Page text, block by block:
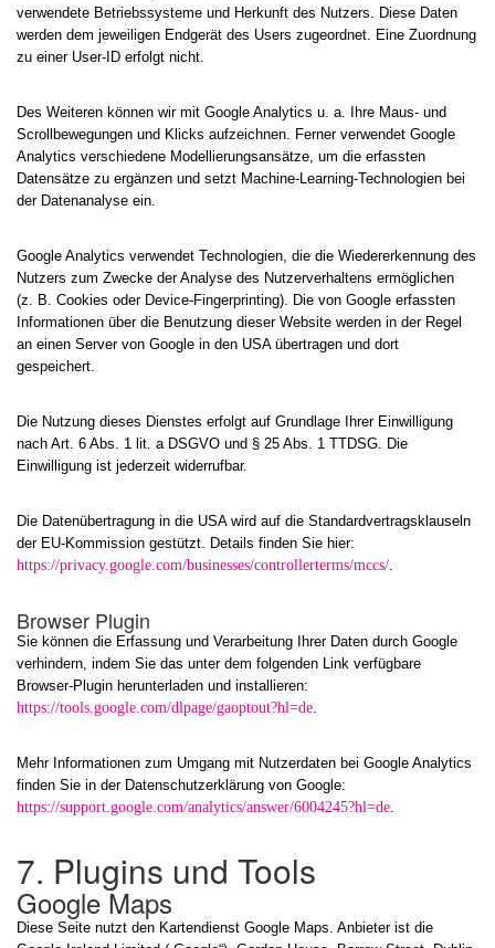
verwendete Betriebssysteme und Herkunft des Nutzers. Diese Daten
werden dem jeweiligen Endgerät des Users zugeordnet. Eine Zuordnung
zu einer User-ID erfolgt nicht.
Des Weiteren können wir mit Google Analytics u. a. Ihre Maus- und
Scrollbewegungen und Klicks aufzeichnen. Ferner verwendet Google
Analytics verschiedene Modellierungsansätze, um die erfassten
Datensätze zu ergänzen und setzt Machine-Learning-Technologien bei
der Datenanalyse ein.
Google Analytics verwendet Technologien, die die Wiedererkennung des
Nutzers zum Zwecke der Analyse des Nutzerverhaltens ermöglichen
(z. B. Cookies oder Device-Fingerprinting). Die von Google erfassten
Informationen über die Benutzung dieser Website werden in der Regel
an einen Server von Google in den USA übertragen und dort
gespeichert.
Die Nutzung dieses Dienstes erfolgt auf Grundlage Ihrer Einwilligung
nach Art. 6 Abs. 1 lit. a DSGVO und § 25 Abs. 1 TTDSG. Die
Einwilligung ist jederzeit widerrufbar.
Die Datenübertragung in die USA wird auf die Standardvertragsklauseln
der EU-Kommission gestützt. Details finden Sie hier:
https://privacy.google.com/businesses/controllerterms/mccs/.
Browser Plugin
Sie können die Erfassung und Verarbeitung Ihrer Daten durch Google
verhindern, indem Sie das unter dem folgenden Link verfügbare
Browser-Plugin herunterladen und installieren:
https://tools.google.com/dlpage/gaoptout?hl=de.
Mehr Informationen zum Umgang mit Nutzerdaten bei Google Analytics
finden Sie in der Datenschutzerklärung von Google:
https://support.google.com/analytics/answer/6004245?hl=de.
7. Plugins und Tools
Google Maps
Diese Seite nutzt den Kartendienst Google Maps. Anbieter ist die